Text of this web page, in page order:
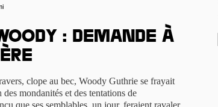
: demande à
clope au bec, Woody Guthrie se frayait
mondanités et des tentations de
que ses semblables, un jour, feraient ravaler